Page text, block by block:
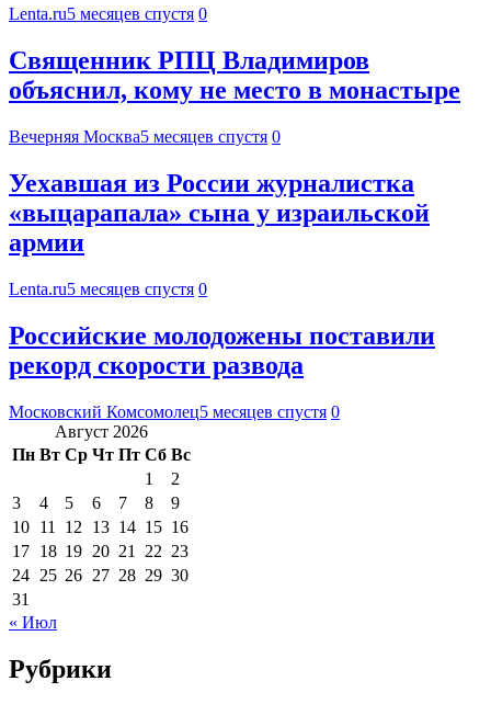
Lenta.ru5 месяцев спустя 0
Священник РПЦ Владимиров
объяснил, кому не место в монастыре
Вечерняя Москва5 месяцев спустя 0
Уехавшая из России журналистка
«выцарапала» сына у израильской
армии
Lenta.ru5 месяцев спустя 0
Российские молодожены поставили
рекорд скорости развода
Московский Комсомолец5 месяцев спустя 0
Август 2026
Пн Вт Ср Чт Пт Сб Вс
1
2
3
4 5 6 7 8
9
10 11 12 13 14 15 16
17 18 19 20 21 22 23
24 25 26 27 28 29 30
31
« Июл
Рубрики